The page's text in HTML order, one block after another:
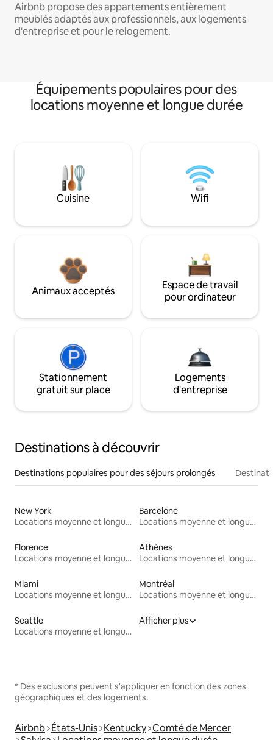
Airbnb propose des appartements entièrement
meublés adaptés aux professionnels, aux logements
d'entreprise et pour le relogement.
Équipements populaires pour des
locations moyenne et longue durée
Cuisine Wifi
Animaux acceptés
Espace de travail
pour ordinateur
Stationnement
gratuit sur place
Logements
d'entreprise
Destinations à découvrir
Destinations populaires pour des séjours prolongés
New York
Locations moyenne et longue durée
Barcelone
Locations moyenne et longue durée
Florence
Locations moyenne et longue durée
Athènes
Locations moyenne et longue durée
Miami
Locations moyenne et longue durée
Montréal
Locations moyenne et longue durée
Seattle
Locations moyenne et longue durée
Afficher plus
* Des exclusions peuvent s'appliquer en fonction des zones
géographiques et des logements.
Airbnb États-Unis Kentucky Comté de Mercer